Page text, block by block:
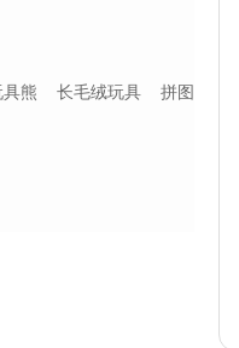
具熊 长毛绒玩具
拼图